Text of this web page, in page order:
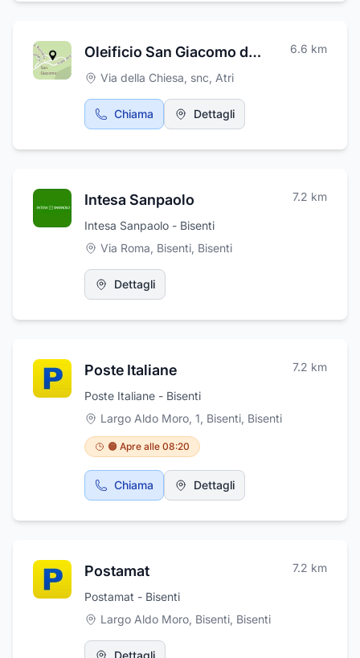
Oleificio San Giacomo di di Carlo Maria 6.6 km
Via della Chiesa, snc, Atri
Chiama Dettagli
Intesa Sanpaolo 7.2 km
Intesa Sanpaolo - Bisenti
Via Roma, Bisenti, Bisenti
Dettagli
Poste Italiane 7.2 km
Poste Italiane - Bisenti
Largo Aldo Moro, 1, Bisenti, Bisenti
🟠 Apre alle 08:20
Chiama Dettagli
Postamat 7.2 km
Postamat - Bisenti
Largo Aldo Moro, Bisenti, Bisenti
Dettagli